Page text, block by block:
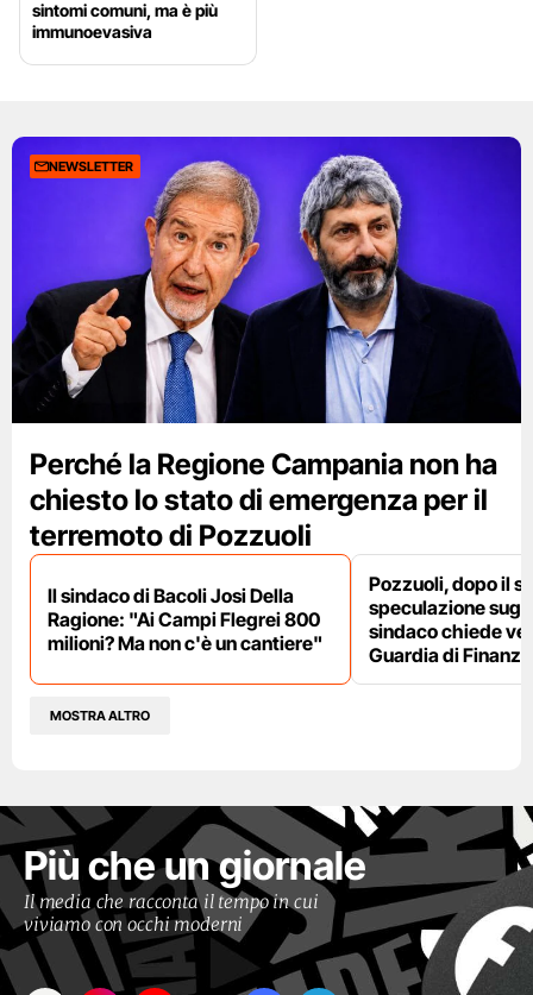
sintomi comuni, ma è più
immunoevasiva
NEWSLETTER
Perché la Regione Campania non ha
chiesto lo stato di emergenza per il
terremoto di Pozzuoli
Il sindaco di Bacoli Josi Della
Ragione: "Ai Campi Flegrei 800
milioni? Ma non c'è un cantiere"
Pozzuoli, dopo il
speculazione
sindaco chiede
Guardia di Finanza
MOSTRA ALTRO
Più che un giornale
Il media che racconta il tempo in cui
viviamo con occhi moderni